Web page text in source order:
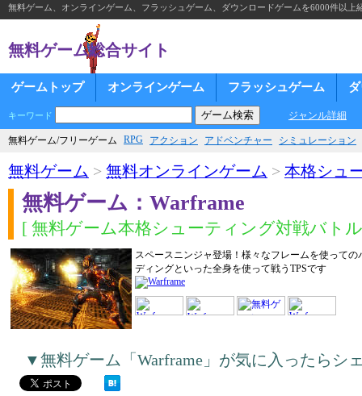
無料ゲーム、オンラインゲーム、フラッシュゲーム、ダウンロードゲームを6000件以上
無料ゲーム総合サイト
ゲームトップ オンラインゲーム フラッシュゲーム
キーワード ジャンル詳細
無料ゲーム/フリーゲーム RPG アクション アドベンチャー シミュレーション
無料ゲーム > 無料オンラインゲーム > 本格シュ
無料ゲーム：Warframe
[ 無料ゲーム本格シューティング対戦バト
スペースニンジャ登場！様々なフレームを使って
ディングといった全身を使って戦うTPSです
▼無料ゲーム「Warframe」が気に入ったらシ